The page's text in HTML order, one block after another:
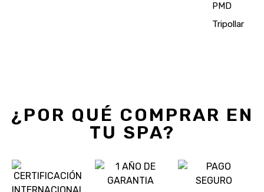
PMD
Tripollar
¿POR QUÉ COMPRAR EN
TU SPA?